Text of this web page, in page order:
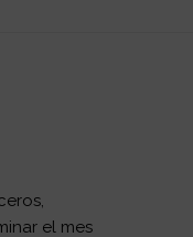
el mes